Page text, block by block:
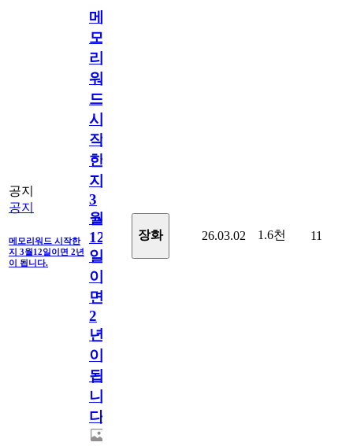
공지
공지
메모리워드 시작한
지 3월12일이면 2년
이 됩니다.
메
모
리
워
드
시
작
한
지
3
월
12
일
이
면
2
년
이
됩
니
다.
장화 26.03.02 1.6천 11